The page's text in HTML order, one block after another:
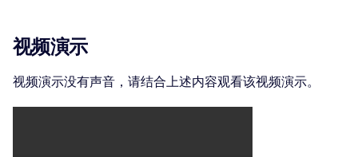
视频演示
视频演示没有声音，请结合上述内容观看该视频演示。